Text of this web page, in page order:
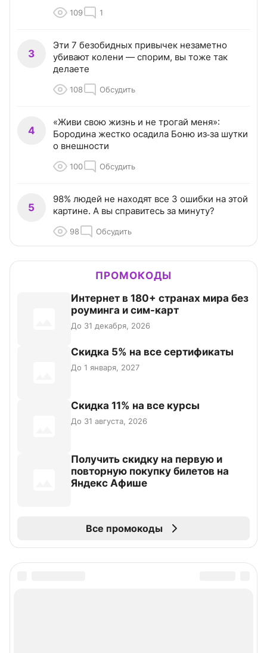
109 1
3
Эти 7 безобидных привычек незаметно
убивают колени — спорим, вы тоже так
делаете
108 Обсудить
4
«Живи свою жизнь и не трогай меня»:
Бородина жестко осадила Боню из‑за шутки
о внешности
100 Обсудить
5
98% людей не находят все 3 ошибки на этой
картине. А вы справитесь за минуту?
98 Обсудить
ПРОМОКОДЫ
Интернет в 180+ странах мира без
роуминга и сим-карт
До 31 декабря, 2026
Скидка 5% на все сертификаты
До 1 января, 2027
Скидка 11% на все курсы
До 31 августа, 2026
Получить скидку на первую и
повторную покупку билетов на
Яндекс Афише
Все промокоды